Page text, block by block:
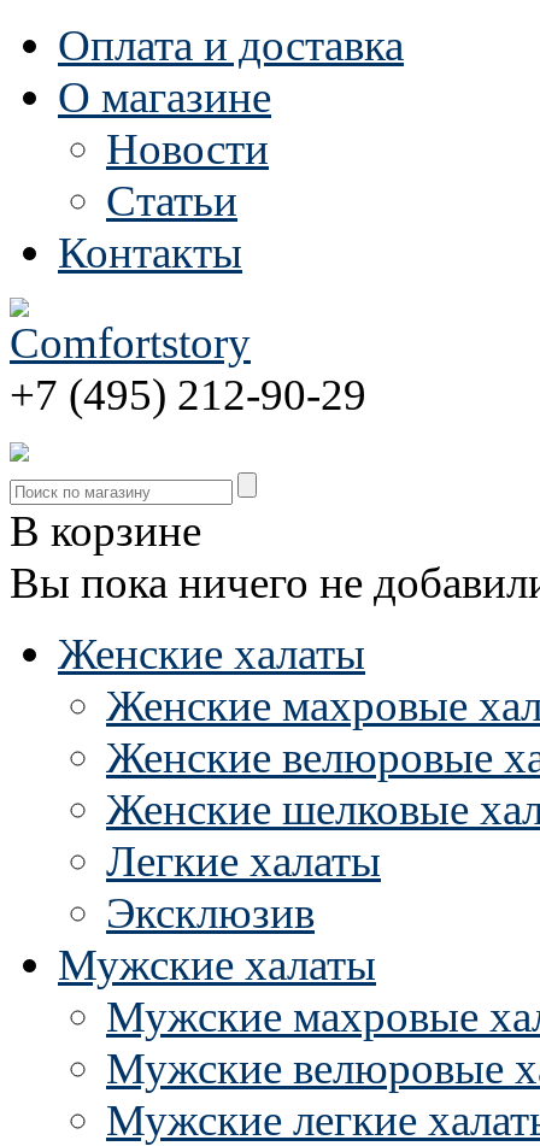
Оплата и доставка
О магазине
Новости
Статьи
Контакты
+7 (495) 212-90-29
В корзине
Вы пока ничего не
Женские халаты
Женские махровые
Женские велюровые
Женские шелковые
Легкие халаты
Эксклюзив
Мужские халаты
Мужские махровые
Мужские велюровые
Мужские легкие